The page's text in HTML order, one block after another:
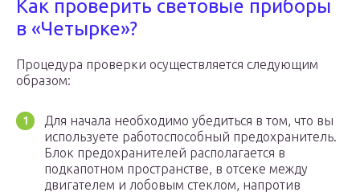
Как проверить световые приборы
в «Четырке»?
Процедура проверки осуществляется следующим
образом:
Для начала необходимо убедиться в том, что вы
используете работоспособный предохранитель.
Блок предохранителей располагается в
подкапотном пространстве, в отсеке между
двигателем и лобовым стеклом, напротив